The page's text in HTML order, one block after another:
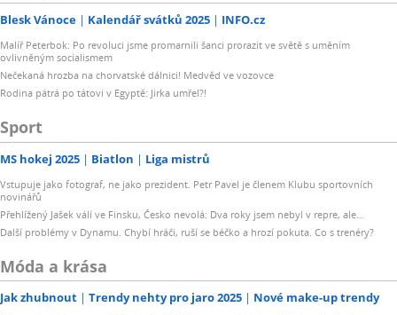
Blesk Vánoce Kalendář svátků 2025 INFO.cz
Malíř Peterbok: Po revoluci jsme promarnili šanci prorazit ve světě s uměním
ovlivněným socialismem
Nečekaná hrozba na chorvatské dálnici! Medvěd ve vozovce
Rodina pátrá po tátovi v Egyptě: Jirka umřel?!
Sport
MS hokej 2025 Biatlon Liga mistrů
Vstupuje jako fotograf, ne jako prezident. Petr Pavel je členem Klubu sportovních
novinářů
Přehlížený Jašek válí ve Finsku, Česko nevolá: Dva roky jsem nebyl v repre, ale…
Další problémy v Dynamu. Chybí hráči, ruší se béčko a hrozí pokuta. Co s trenéry?
Móda a krása
Jak zhubnout Trendy nehty pro jaro 2025 Nové make-up trendy